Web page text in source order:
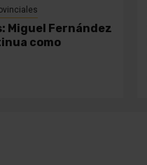
Miguel Fernández
como